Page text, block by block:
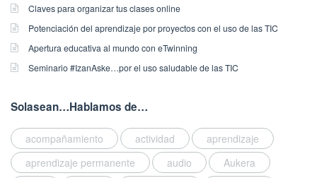
b
l
i
s
h
d
o
n
1
2
Claves para organizar tus clases online
Potenciación del aprendizaje por proyectos con el uso de las TIC
Apertura educativa al mundo con eTwinning
Seminario #IzanAske…por el uso saludable de las TIC
Solasean…Hablamos de…
acompañamiento actividad
aprendizaje
aprendizaje permanente
audio
Aukera